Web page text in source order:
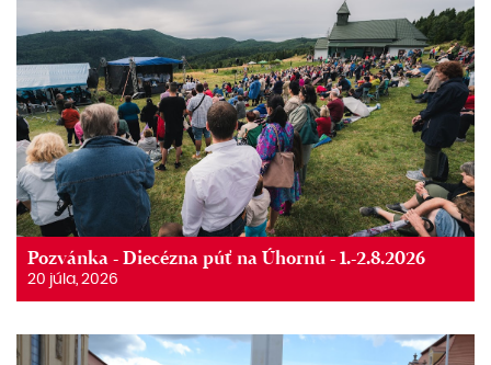
Pozvánka - Diecézna púť na Úhornú - 1.-2.8.2026
20 júla, 2026